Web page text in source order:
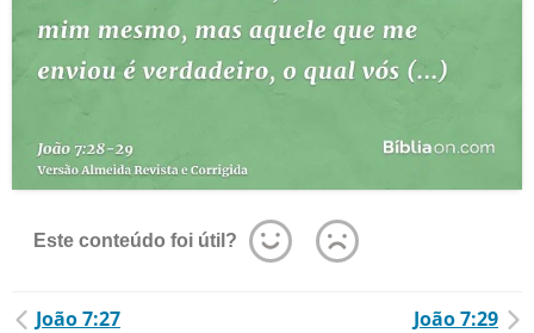
Este conteúdo foi útil?
João 7:27 João 7:29